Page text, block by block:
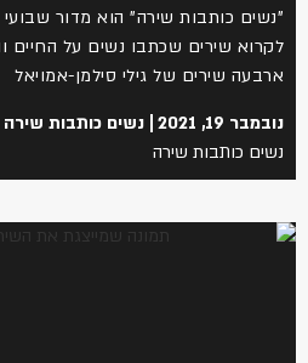
"נשים כותבות שירה" הוא מדור שבועי
לקרוא שירים שכתבו נשים על החיים
ארבעה שירים של גילי סילמן-אמויאל
נובמבר 19, 2021
נשים כותבות שירה
נשים כותבות שירה